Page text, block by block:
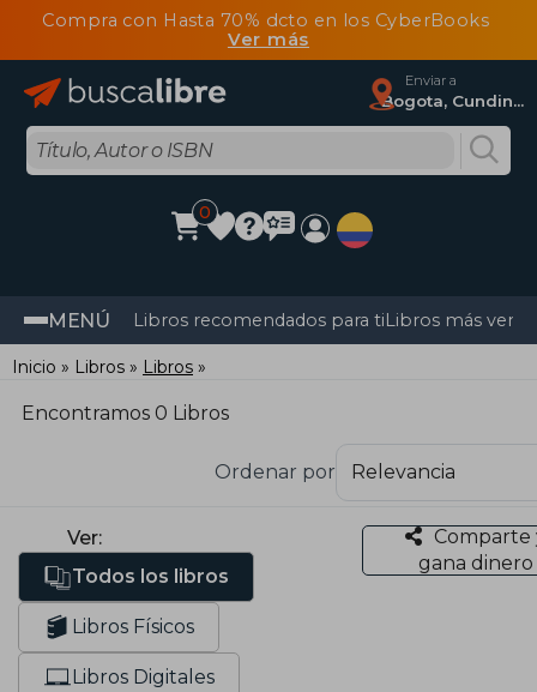
Compra con Hasta 70% dcto en los CyberBooks
Ver más
Enviar a
Bogota, Cundinamarca
0
MENÚ Libros recomendados para tiLibros más
Inicio Libros Libros
Encontramos 0 Libros
Ordenar por
Ver:
Todos los libros
Libros Físicos
Libros Digitales
Comparte
gana dinero